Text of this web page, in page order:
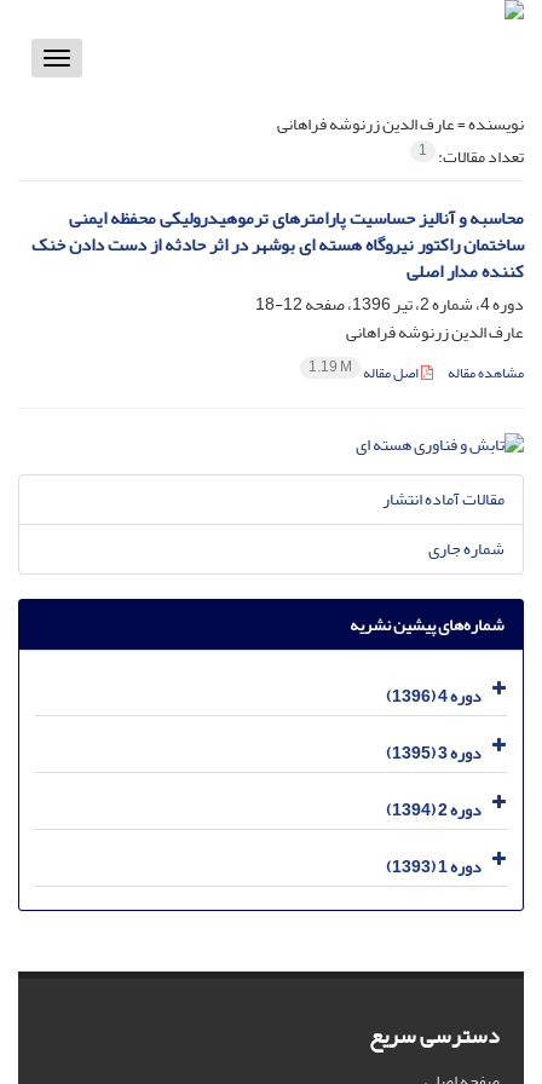
Toggle
نویسنده =عارف الدین زرنوشه فراهانی
تعداد مقالات: 1
محاسبه و آنالیز حساسیت پارامترهای ترموهیدرولیکی محفظه ایمنی
ساختمان راکتور نیروگاه هسته ای بوشهر در اثر حادثه از دست دادن خنک
کننده مدار اصلی
دوره 4، شماره 2، تیر 1396، صفحه
12-18
عارف الدین زرنوشه فراهانی
مشاهده مقاله اصل مقاله 1.19 M
مقالات آماده انتشار
شماره جاری
شماره‌های پیشین نشریه
دوره 4 (1396)
دوره 3 (1395)
دوره 2 (1394)
دوره 1 (1393)
دسترسی سریع